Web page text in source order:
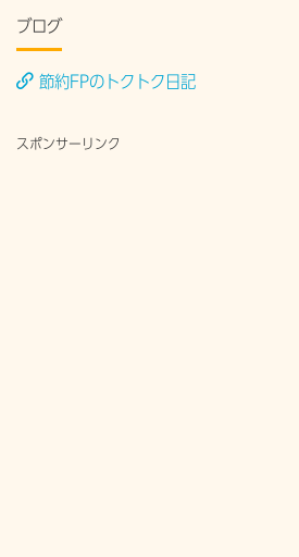
ブログ
節約FPのトクトク日記
スポンサーリンク